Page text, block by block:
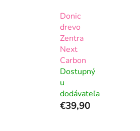
Donic
drevo
Zentra
Next
Carbon
Dostupný
u
dodávateľa
€39,90